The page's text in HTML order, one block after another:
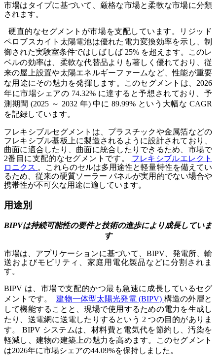
市場はタイプに基づいて、厳格な市場と柔軟な市場に分類
されます。
硬直的なセグメントが市場を支配しています。リジッド
ペロブスカイト太陽電池は優れた電力変換効率を示し、制
御された実験室条件ではしばしば 25% を超えます。このレ
ベルの効率は、柔軟な代替品よりも著しく優れており、従
来の屋上設置や太陽エネルギーファームなど、性能が重要
な用途にその魅力を発揮します。このセグメントは、2026
年に市場シェアの 74.32% に達すると予想されており、予
測期間 (2025 ～ 2032 年) 中に 89.99% という大幅な CAGR
を記録しています。
フレキシブルセグメントは、プラスチックや金属箔などの
フレキシブル基板上に製造されるように設計されており、
曲面に適合したり、曲面に統合したりできるため、市場で
2番目に支配的なセグメントです。
フレキシブルエレクト
ロニクス 。これらのセルは多用途性と軽量特性を備えてい
るため、従来の硬質ソーラー パネルが実用的でない場合や
携帯性が不可欠な用途に適しています。
用途別
BIPVは持続可能性の要件と技術の進歩により成長していま
す
市場は、アプリケーションに基づいて、BIPV、発電所、輸
送およびモビリティ、家庭用電化製品などに分割されま
す。
BIPV は、市場で支配的かつ最も急速に成長しているセグ
メントです。
建物一体型太陽光発電 (BIPV) 構造の外層と
して機能することと、現場で使用するための電力を生成し
たり、送電網に送電したりするという 2 つの目的がありま
す。 BIPV システムは、材料費と電気代を節約し、汚染を
軽減し、建物の建築上の魅力を高めます。このセグメント
は2026年に市場シェアの44.09%を保持しました。